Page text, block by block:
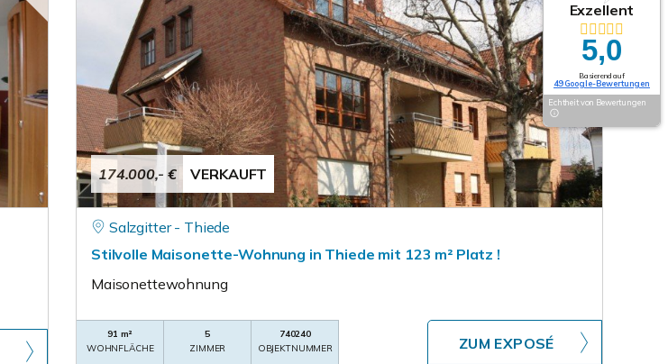
174.000,- € VERKAUFT
Salzgitter - Thiede
Stilvolle Maisonette-Wohnung in Thiede mit 123 m² Platz !
Maisonettewohnung
91 m²
WOHNFLÄCHE
5
ZIMMER
740240
OBJEKTNUMMER
ZUM EXPOSÉ
Exzellent
5,0
Basierend auf
49 Google-Bewertungen
Echtheit von Bewertungen